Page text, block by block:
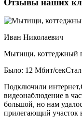
Иван Николаевич
Мытищи, коттеджный
Было: 12 Мбит/сек
Подключили
видеонаблюдение в
большой, но нам
прилегающий участок